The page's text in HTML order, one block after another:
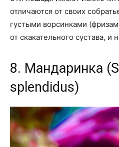
отличаются от своих
густыми ворсинками
от скакательного сустава,
8. Мандаринка
splendidus)